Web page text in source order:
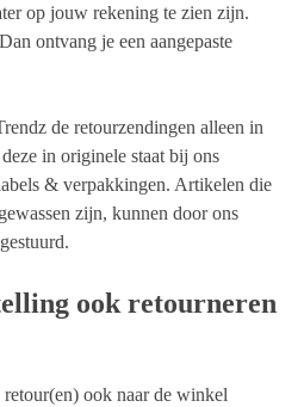
op jouw rekening te zien zijn.
ontvang je een aangepaste
de retourzendingen alleen in
in originele staat bij ons
& verpakkingen. Artikelen die
zijn, kunnen door ons
ook retourneren
ook naar de winkel